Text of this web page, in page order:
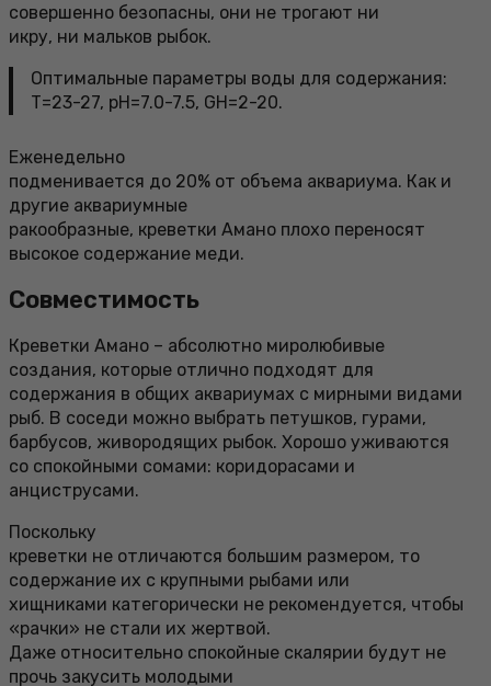
совершенно безопасны, они не трогают ни
икру, ни мальков рыбок.
Оптимальные параметры воды для содержания:
Т=23-27, pH=7.0-7.5, GH=2-20.
Еженедельно
подменивается до 20% от объема аквариума. Как и
другие аквариумные
ракообразные, креветки Амано плохо переносят
высокое содержание меди.
Совместимость
Креветки Амано – абсолютно миролюбивые
создания, которые отлично подходят для
содержания в общих аквариумах с мирными видами
рыб. В соседи можно выбрать петушков, гурами,
барбусов, живородящих рыбок. Хорошо уживаются
со спокойными сомами: коридорасами и
анциструсами.
Поскольку
креветки не отличаются большим размером, то
содержание их с крупными рыбами или
хищниками категорически не рекомендуется, чтобы
«рачки» не стали их жертвой.
Даже относительно спокойные скалярии будут не
прочь закусить молодыми